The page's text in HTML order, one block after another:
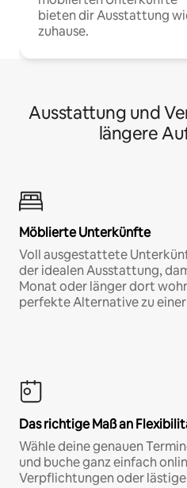
bieten dir Ausstattung
zuhause.
Ausstattung und
längere
Möblierte Unterkünfte
Voll ausgestattete
der idealen Ausstattung,
Monat oder länger dort
perfekte Alternative zu
Das richtige Maß an
Wähle deine genauen
und buche ganz einfach
Verpflichtungen oder